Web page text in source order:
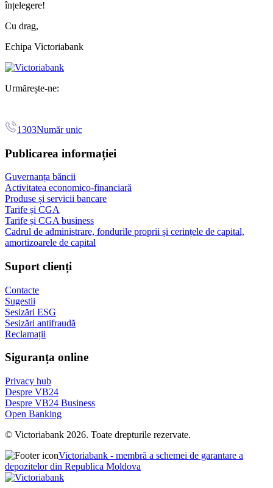
înțelegere!
Cu drag,
Echipa Victoriabank
Urmărește-ne:
1303Număr unic
Publicarea informației
Guvernanța băncii
Activitatea economico-financiară
Produse și servicii bancare
Tarife și CGA
Tarife și CGA business
Cadrul de administrare, fondurile proprii și cerințele de capital,
amortizoarele de capital
Suport clienți
Contacte
Sugestii
Sesizări ESG
Sesizări antifraudă
Reclamații
Siguranța online
Privacy hub
Despre VB24
Despre VB24 Business
Open Banking
© Victoriabank 2026. Toate drepturile rezervate.
Victoriabank - membră a schemei de garantare a
depozitelor din Republica Moldova